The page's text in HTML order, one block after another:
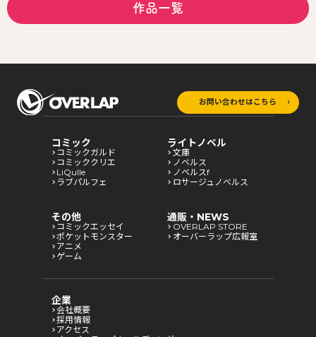
作品一覧
お問い合わせはこちら
コミック
コミックガルド
コミッククリエ
LiQulle
ラブパルフェ
ライトノベル
文庫
ノベルス
ノベルスf
ロサージュノベルス
その他
コミックエッセイ
ポケットモンスター
アニメ
ゲーム
通販・NEWS
OVERLAP STORE
オーバーラップ広報室
企業
会社概要
採用情報
アクセス